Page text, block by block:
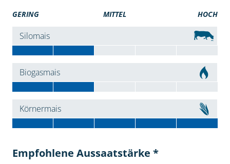
GERING MITTEL HOCH
Silomais
Biogasmais
Körnermais
Empfohlene Aussaatstärke *